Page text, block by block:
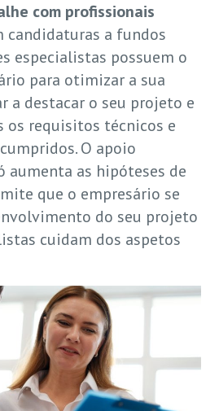
com profissionais
candidaturas a fundos
especialistas possuem o
para otimizar a sua
a destacar o seu projeto e
os requisitos técnicos e
O apoio
aumenta as hipóteses de
que o empresário se
do seu projeto
cuidam dos aspetos